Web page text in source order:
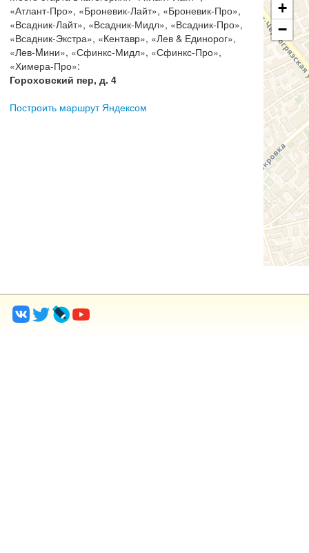
«Атлант-Про», «Броневик-Лайт», «Броневик-Про»,
«Всадник-Лайт», «Всадник-Мидл», «Всадник-Про»,
«Всадник-Экстра», «Кентавр», «Лев & Единорог»,
«Лев-Mини», «Сфинкс-Мидл», «Сфинкс-Про»,
«Химера-Про»:
Гороховский пер, д. 4
Построить маршрут Яндексом
+
−